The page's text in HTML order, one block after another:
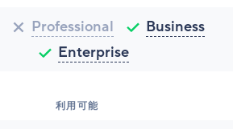
Professional
Business
Enterprise
利用可能